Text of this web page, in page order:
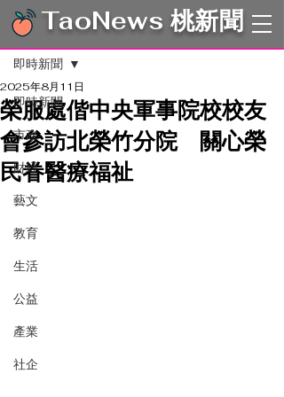
TaoNews 桃新聞
文章
即時新聞
市政
財經
藝文
教育
生活
公益
產業
社企
即時新聞
榮服處偕中央軍事院校校友
會參訪北榮竹分院 關心榮
民眷醫療福祉
2025年8月11日